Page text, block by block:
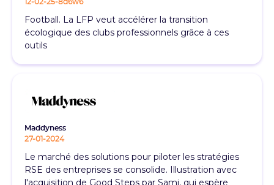
12-02-25-8d6w6
Football. La LFP veut accélérer la transition
écologique des clubs professionnels grâce à ces
outils
Maddyness
27-01-2024
Le marché des solutions pour piloter les stratégies
RSE des entreprises se consolide. Illustration avec
l'acquisition de Good Steps par Sami, qui espère